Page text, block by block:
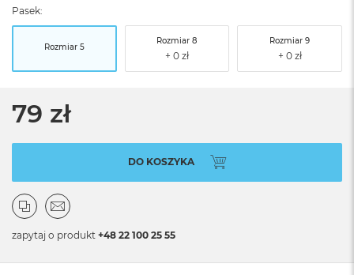
Pasek:
Rozmiar 5
Rozmiar 8 Rozmiar 9
79 zł
DO KOSZYKA
zapytaj o produkt +48 22 100 25 55